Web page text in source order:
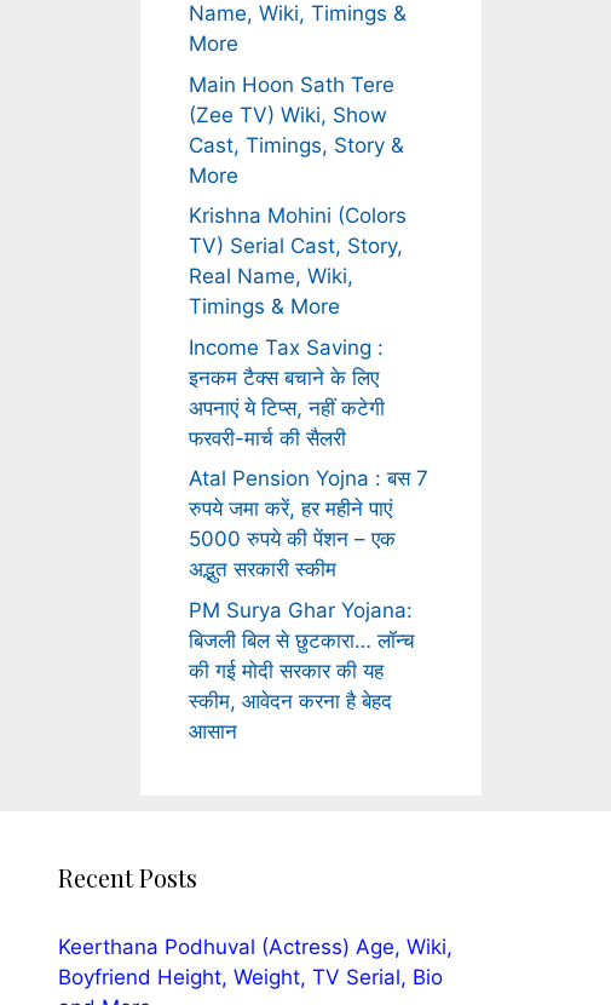
Name, Wiki, Timings &
More
Main Hoon Sath Tere
(Zee TV) Wiki, Show
Cast, Timings, Story &
More
Krishna Mohini (Colors
TV) Serial Cast, Story,
Real Name, Wiki,
Timings & More
Income Tax Saving :
इनकम टैक्स बचाने के लिए
अपनाएं ये टिप्स, नहीं कटेगी
फरवरी-मार्च की सैलरी
Atal Pension Yojna : बस 7
रुपये जमा करें, हर महीने पाएं
5000 रुपये की पेंशन – एक
अद्भुत सरकारी स्कीम
PM Surya Ghar Yojana:
बिजली बिल से छुटकारा… लॉन्च
की गई मोदी सरकार की यह
स्कीम, आवेदन करना है बेहद
आसान
Recent Posts
Keerthana Podhuval (Actress) Age, Wiki,
Boyfriend Height, Weight, TV Serial, Bio